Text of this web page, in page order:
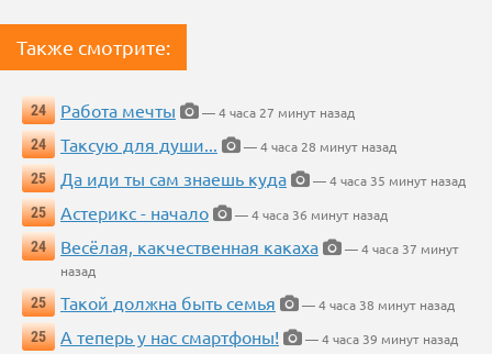
Также смотрите:
24 Работа мечты
— 4 часа 27 минут назад
24
Таксую для души...
— 4 часа 28 минут назад
25
Да иди ты сам знаешь куда
— 4 часа 35 минут назад
25
Астерикс - начало
— 4 часа 36 минут назад
24
Весёлая, какчественная какаха
— 4 часа 37 минут
назад
25
Такой должна быть семья
— 4 часа 38 минут назад
25
А теперь у нас смартфоны!
— 4 часа 39 минут назад